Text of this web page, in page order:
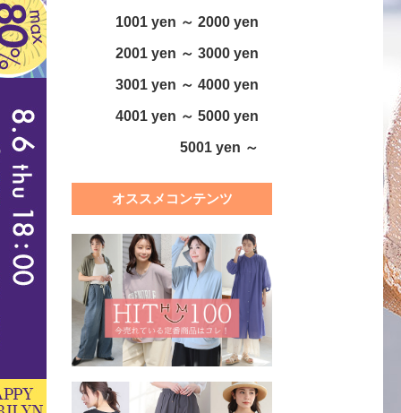
1001 yen ～ 2000 yen
2001 yen ～ 3000 yen
3001 yen ～ 4000 yen
4001 yen ～ 5000 yen
5001 yen ～
オススメコンテンツ